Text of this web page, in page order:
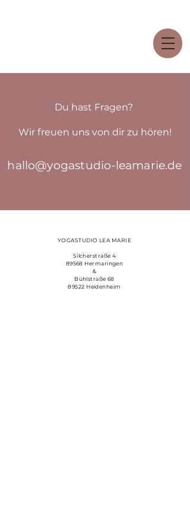
Du hast Fragen?
Wir freuen uns von dir zu hören!
hallo@yogastudio-leamarie.de
YOGASTUDIO LEA MARIE
Silcherstraße 4
89568 Hermaringen
&
Bühlstraße 68
89522 Heidenheim